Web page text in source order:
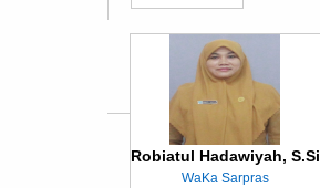
Robiatul Hadawiyah, S.Si
WaKa Sarpras